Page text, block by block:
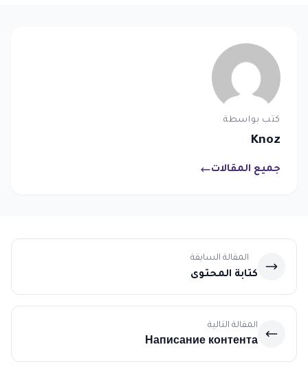
كتب بواسطة
Knoz
جميع المقالات
المقالة السابقة
كتابة المحتوى
المقالة التالية
Написание контента